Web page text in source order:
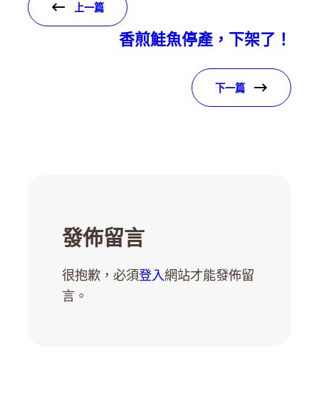
上一篇
香煎鮭魚停產，下架了！
下一篇
發佈留言
很抱歉，必須登入網站才能發佈留
言。